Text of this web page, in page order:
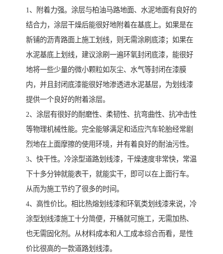
1、附着力强。涂层与柏油马路地面、水泥地面有良好的
结合力，涂层干燥后能很好地附着在基底上。如果是在
新铺的沥青路面上施工划线，则无需涂刷底漆；如果在
水泥基底上划线，建议涂刷一遍环氧封闭底漆，能很好
地将一些少量的微小颗粒如灰尘、水气等封闭在漆膜
内，并且封闭底漆能很好地渗透进水泥基层，为划线漆
提供一个良好的附着涂层。
2、涂层有很好的耐磨性、柔韧性、抗弯曲性、抗冲击性
等物理机械性能。完全能够满足和适应汽车轮胎经常剧
烈地在上面摩擦的使用环境，并有着良好的耐油污性。
3、快干性。冷涂型道路划线漆，干燥速度非常快，常温
下十多分钟就能表干，就能实干，即可以在上面行车。
从而为施工节约了很多的时间。
4、高性价比。相比热熔划线漆和环氧类划线漆来说，冷
涂型划线漆施工十分简便，开桶就可施工，无需加热、
也无需固化剂。从材料成本和人工成本综合而看，是性
价比很高的一款道路划线漆。